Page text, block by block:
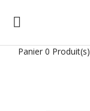

Panier 0 Produit(s)